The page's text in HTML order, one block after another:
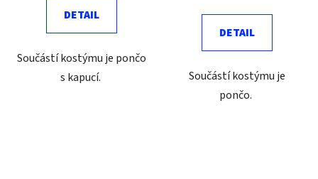
DETAIL
Součástí kostýmu je pončo
s kapucí.
DETAIL
Součástí kostýmu je
pončo.